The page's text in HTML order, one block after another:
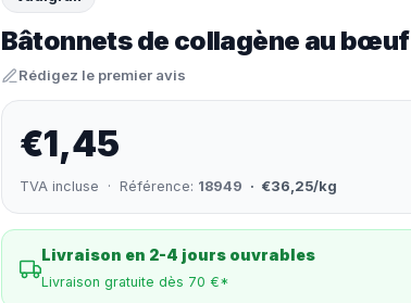
Bâtonnets de collagène au bœuf
Rédigez le premier avis
€1,45
TVA incluse · Référence: 18949 · €36,25/kg
Livraison en 2-4 jours ouvrables
Livraison gratuite dès 70 €*